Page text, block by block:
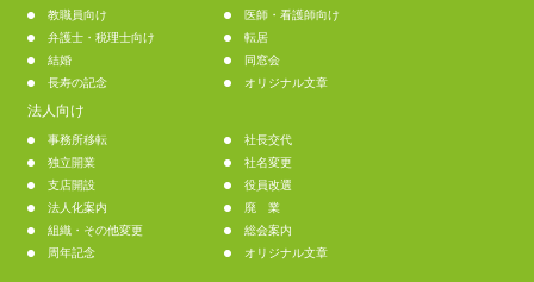
教職員向け
医師・看護師向け
弁護士・税理士向け
転居
結婚
同窓会
長寿の記念
オリジナル文章
法人向け
事務所移転
社長交代
独立開業
社名変更
支店開設
役員改選
法人化案内
廃 業
組織・その他変更
総会案内
周年記念
オリジナル文章